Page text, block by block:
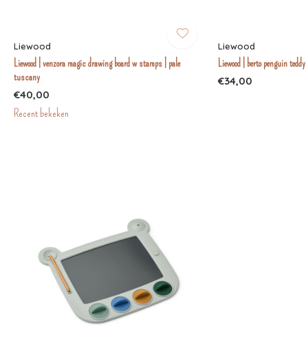
Liewood
Liewood | venzora magic drawing board w stamps | pale
tuscany
€40,00
Liewood
Liewood | berto penguin
€34,00
Recent bekeken